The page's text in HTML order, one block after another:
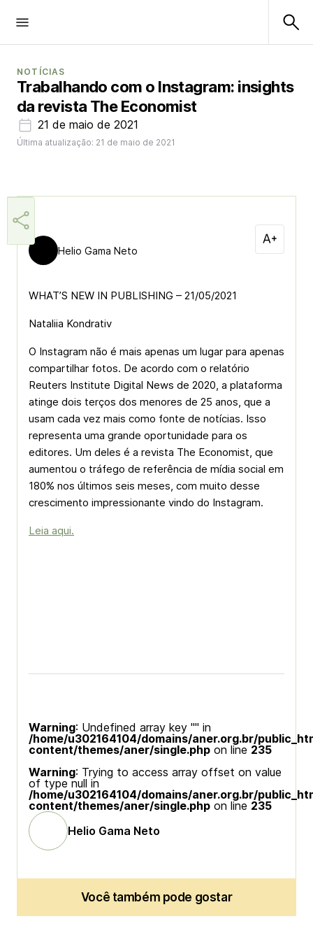
NOTÍCIAS
Trabalhando com o Instagram: insights
da revista The Economist
21 de maio de 2021
Última atualização: 21 de maio de 2021
Helio Gama Neto
WHAT’S NEW IN PUBLISHING – 21/05/2021
Nataliia Kondrativ
O Instagram não é mais apenas um lugar para apenas
compartilhar fotos. De acordo com o relatório
Reuters Institute Digital News de 2020, a plataforma
atinge dois terços dos menores de 25 anos, que a
usam cada vez mais como fonte de notícias. Isso
representa uma grande oportunidade para os
editores. Um deles é a revista The Economist, que
aumentou o tráfego de referência de mídia social em
180% nos últimos seis meses, com muito desse
crescimento impressionante vindo do Instagram.
Leia aqui.
Warning: Undefined array key "" in
/home/u302164104/domains/aner.org.br/
content/themes/aner/single.php on line 235
Warning: Trying to access array offset on value
of type null in
/home/u302164104/domains/aner.org.br/
content/themes/aner/single.php on line 235
Helio Gama Neto
Você também pode gostar